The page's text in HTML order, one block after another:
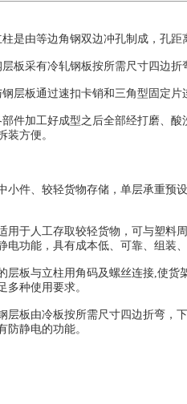
由等边角钢双边冲孔制成，孔距
采有冷轧钢板按所需尺寸四边折
板通过速扣卡销和三角型固定片
加工好成型之后全部经打磨、酸
装方便。
件、较轻货物存储，单层承重预设
于人工存取较轻货物，可与塑料周
电功能，具有成本低、可靠、组装
板与立柱用角码及螺丝连接,使货架
多种使用要求。
板由冷板按所需尺寸四边折弯，下
防静电的功能。